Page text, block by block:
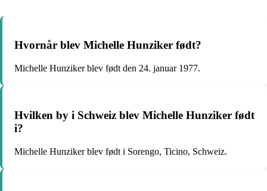
Hvornår blev Michelle Hunziker født?
Michelle Hunziker blev født den 24. januar 1977.
Hvilken by i Schweiz blev Michelle Hunziker født
i?
Michelle Hunziker blev født i Sorengo, Ticino, Schweiz.